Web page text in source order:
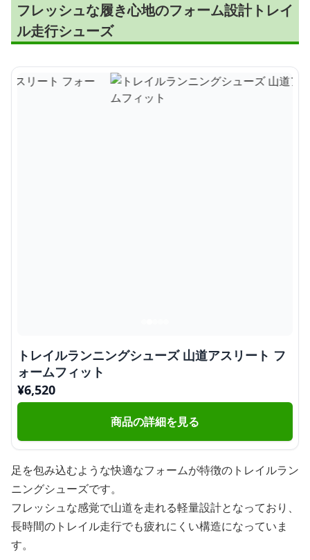
フレッシュな履き心地のフォーム設計トレイ
ル走行シューズ
トレイルランニングシューズ 山道アスリート フ
ォームフィット
¥6,520
商品の詳細を見る
足を包み込むような快適なフォームが特徴のトレイルラン
ニングシューズです。
フレッシュな感覚で山道を走れる軽量設計となっており、
長時間のトレイル走行でも疲れにくい構造になっていま
す。